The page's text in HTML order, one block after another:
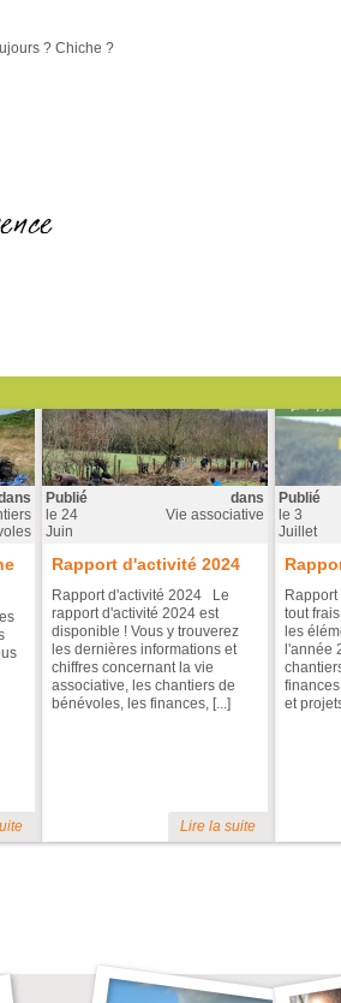
? Chiche ?
Publié
le 24
Juin
dans
Vie associative
Rapport d'activité 2024
Rapport d'activité 2024 Le
rapport d'activité 2024 est
disponible ! Vous y trouverez
les dernières informations et
chiffres concernant la vie
associative, les chantiers de
bénévoles, les finances, [...]
Lire la suite
Publié
le 3
Juillet
tout
les
l'année
et